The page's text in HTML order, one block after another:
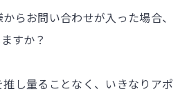
らお問い合わせが入った場合、
すか？
し量ることなく、いきなりアポ